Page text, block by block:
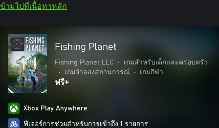
ข้ามไปที่เนื้อหาหลัก
Fishing Planet
Fishing Planet LLC •
เกมสำหรับเด็กและครอบครัว
•
เกมจำลองสถานการณ์ • เกมกีฬา
ฟรี+
Xbox Play Anywhere
ฟีเจอร์การช่วยสำหรับการเข้าถึง 1 รายการ